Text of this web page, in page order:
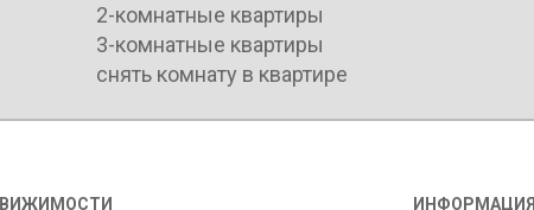
2-комнатные квартиры
3-комнатные квартиры
снять комнату в квартире
ИНФОРМАЦИЯ